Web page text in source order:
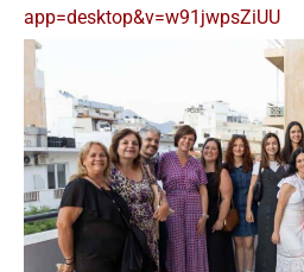
app=desktop&v=w91jwpsZiUU